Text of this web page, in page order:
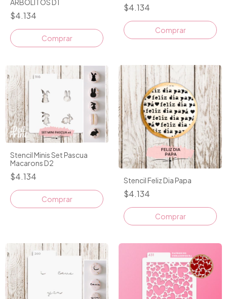
ARBOLITOS D1
$4.134
$4.134
Stencil Minis Set Pascua
Macarons D2
$4.134 Stencil Feliz Dia Papa
$4.134